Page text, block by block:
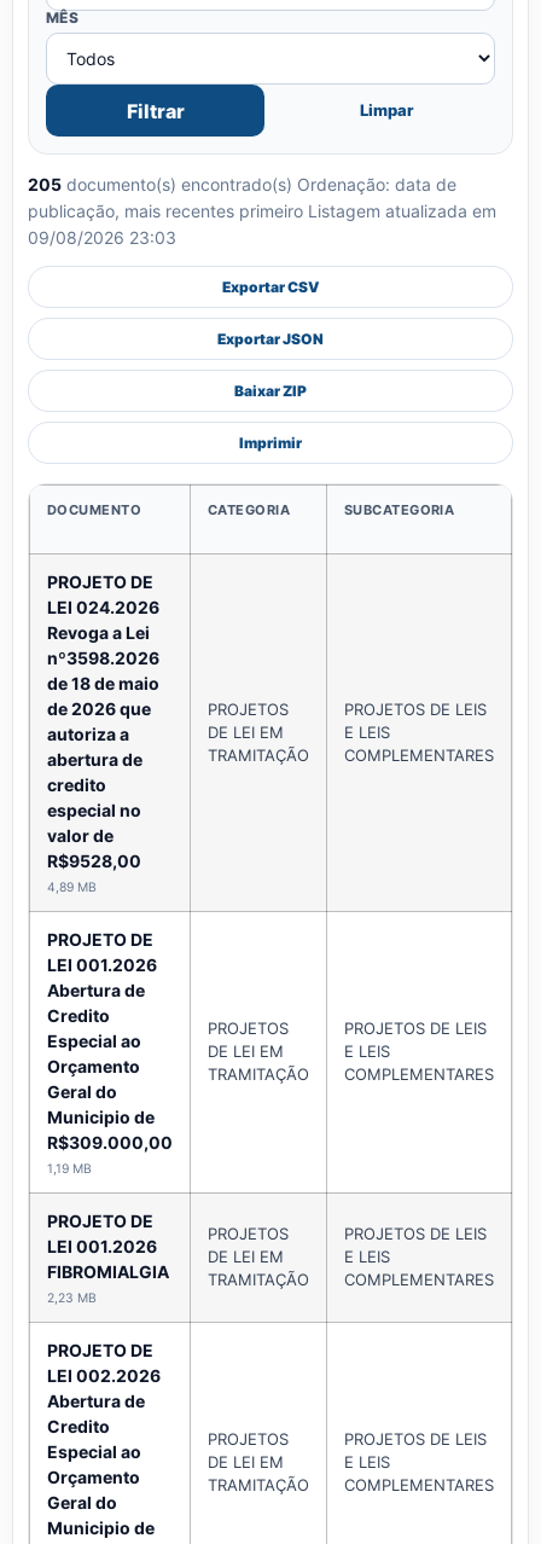
MÊS
Filtrar Limpar
205 documento(s) encontrado(s) Ordenação: data de
publicação, mais recentes primeiro Listagem atualizada em
09/08/2026 23:03
Exportar CSV
Exportar JSON
Baixar ZIP
Imprimir
DOCUMENTO CATEGORIA SUBCATEGORIA
PROJETO DE
LEI 024.2026
Revoga a Lei
nº3598.2026
de 18 de maio
de 2026 que
autoriza a
abertura de
credito
especial no
valor de
R$9528,00
4,89 MB
PROJETOS
DE LEI EM
TRAMITAÇÃO
PROJETOS DE LEIS
E LEIS
COMPLEMENTARES
PROJETO DE
LEI 001.2026
Abertura de
Credito
Especial ao
Orçamento
Geral do
Municipio de
R$309.000,00
1,19 MB
PROJETOS
DE LEI EM
TRAMITAÇÃO
PROJETOS DE LEIS
E LEIS
COMPLEMENTARES
PROJETO DE
LEI 001.2026
FIBROMIALGIA
2,23 MB
PROJETOS
DE LEI EM
TRAMITAÇÃO
PROJETOS DE LEIS
E LEIS
COMPLEMENTARES
PROJETO DE
LEI 002.2026
Abertura de
Credito
Especial ao
Orçamento
Geral do
Municipio de
PROJETOS
DE LEI EM
TRAMITAÇÃO
PROJETOS DE LEIS
E LEIS
COMPLEMENTARES